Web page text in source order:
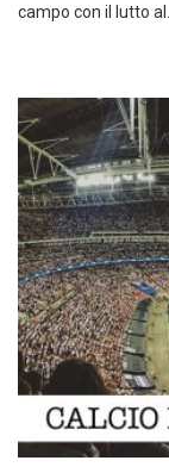
campo con il lutto al…